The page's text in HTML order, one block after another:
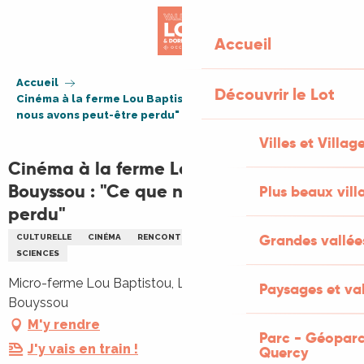
Accueil
Découvrir le Lot
Villes et
Plus beaux
Grandes
Paysages et
Parc -
Quercy
Accueil
Cinéma à la ferme Lou Baptistou au Bouyssou : "Ce que
nous avons peut-être perdu"
Cinéma à la ferme Lou Baptistou au
Bouyssou : "Ce que nous avons peut-être
perdu"
CULTURELLE CINÉMA RENCONTRES
ENVIRONNEMENT
SCIENCES
Micro-ferme Lou Baptistou, La Grassetie, 46120 Le
Bouyssou
M'y rendre
J'y vais en train !